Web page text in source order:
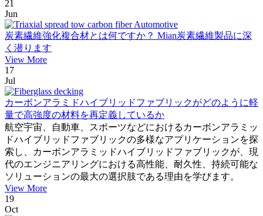
21
Jun
炭素繊維強化複合材とは何ですか？ Mian炭素繊維製品に深
く潜ります
View More
17
Jul
カーボンアラミドハイブリッドファブリックがどのように軽
量で高強度の材料を再定義しているか
航空宇宙、自動車、スポーツなどにおけるカーボンアラミッ
ドハイブリッドファブリックの多様なアプリケーションを探
索し、カーボンアラミッドハイブリッドファブリックが、現
代のエンジニアリングにおける高性能、耐久性、持続可能な
ソリューションの最大の選択肢である理由を学びます。
View More
19
Oct